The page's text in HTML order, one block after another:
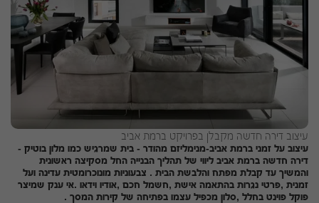
עיצוב דירה חדשה מקבלן בפרויקט ברמת אביב
עיצוב על זמני ברמת אביב-מנימליזם מהודר - בית שמרגיש כמו מלון בוטיק -
דירה חדשה ברמת אביב ליווי של תהליך הבנייה החל מסקיצה ראשונית
והמשיך עד קבלת מפתח והלבשת הבית . צבעוניות מונוכרומטית עדינה ועל
זמנית ,פרטי נגרות בהתאמה אישת ,חשמל חכם ,אודיו וידאו .אי ענק שמיצר
פוקל פוינט בחלל ,סלון מכפיל עצמו בפתיחה של קירות המסך .